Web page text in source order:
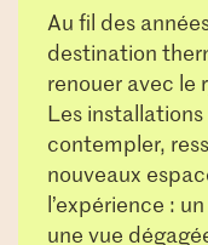
Au fil des
destination
renouer avec le
Les
contempler,
nouveaux
l’expérience :
une vue